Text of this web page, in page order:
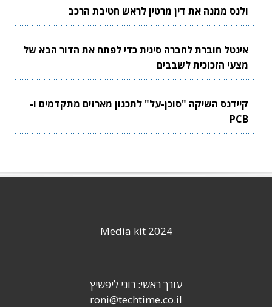
ולנס ממנה את דין מרטין לראש חטיבת הרכב
אינטל חוברת לחברה סינית כדי לפתח את הדור הבא של
מצעי הזכוכית לשבבים
קיידנס השיקה "סוכן-על" לתכנון מארזים מתקדמים ו-
PCB
Media kit 2024
עורך ראשי: רוני ליפשיץ
roni@techtime.co.il